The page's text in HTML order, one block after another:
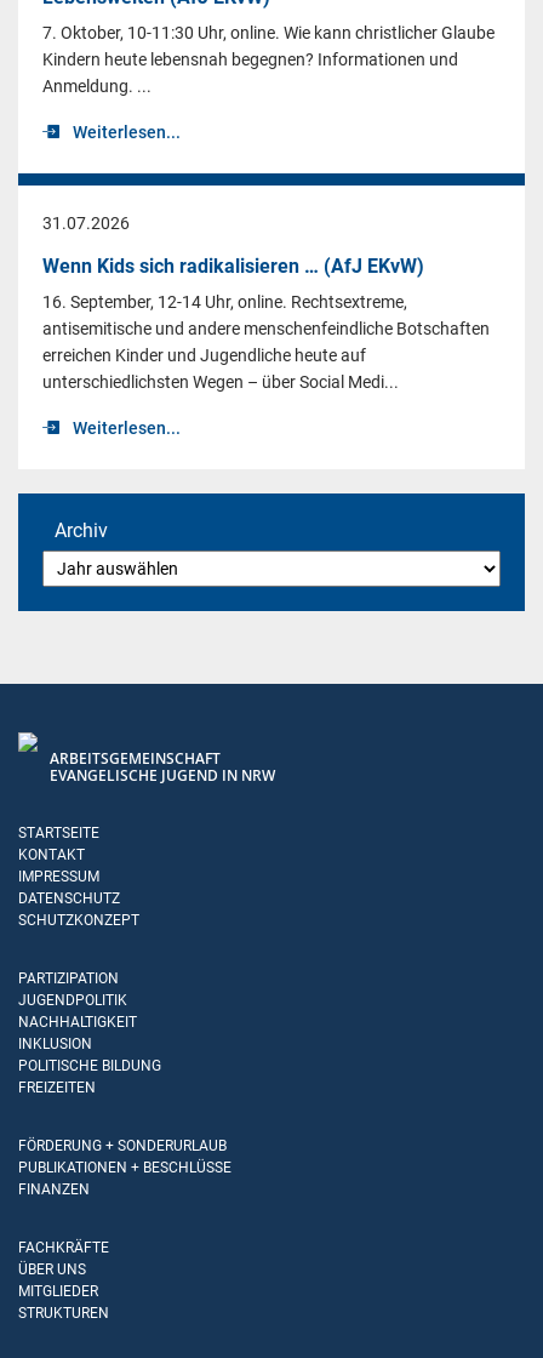
7. Oktober, 10-11:30 Uhr, online. Wie kann christlicher Glaube
Kindern heute lebensnah begegnen? Informationen und
Anmeldung. ...
Weiterlesen...
31.07.2026
Wenn Kids sich radikalisieren … (AfJ EKvW)
16. September, 12-14 Uhr, online. Rechtsextreme,
antisemitische und andere menschenfeindliche Botschaften
erreichen Kinder und Jugendliche heute auf
unterschiedlichsten Wegen – über Social Medi...
Weiterlesen...
Archiv
ARBEITSGEMEINSCHAFT
EVANGELISCHE JUGEND IN NRW
STARTSEITE
KONTAKT
IMPRESSUM
DATENSCHUTZ
SCHUTZKONZEPT
PARTIZIPATION
JUGENDPOLITIK
NACHHALTIGKEIT
INKLUSION
POLITISCHE BILDUNG
FREIZEITEN
FÖRDERUNG + SONDERURLAUB
PUBLIKATIONEN + BESCHLÜSSE
FINANZEN
FACHKRÄFTE
ÜBER UNS
MITGLIEDER
STRUKTUREN